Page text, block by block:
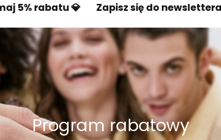
rabatu 💎 Zapisz się do newslettera i
Program rabatowy